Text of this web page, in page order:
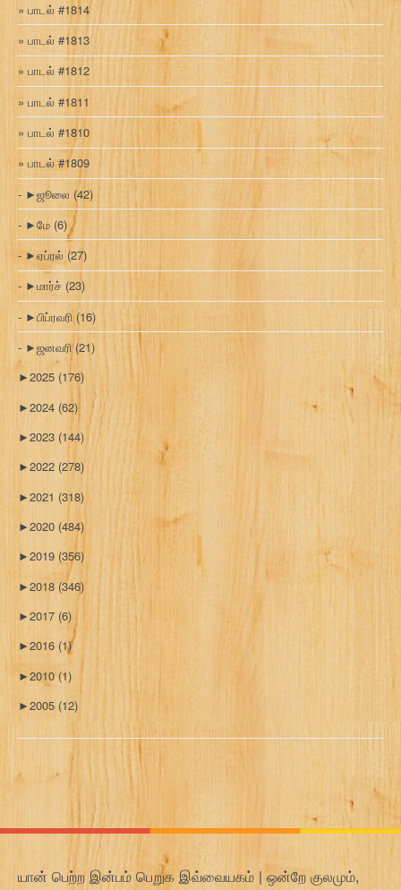
பாடல் #1814
பாடல் #1813
பாடல் #1812
பாடல் #1811
பாடல் #1810
பாடல் #1809
►ஜூலை (42)
►மே (6)
►ஏப்ரல் (27)
►மார்ச் (23)
►பிப்ரவரி (16)
►ஜனவரி(21)
►2025 (176)
►2024 (62)
►2023 (144)
►2022 (278)
►2021 (318)
►2020 (484)
►2019 (356)
►2018 (346)
►2017 (6)
►2016 (1)
►2010(1)
►2005 (12)
யான் பெற்ற இன்பம் பெறுக இவ்வையகம் | ஒன்றே குலமும்,